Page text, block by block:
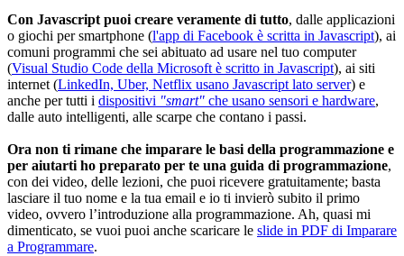
Con Javascript puoi creare veramente di tutto, dalle applicazioni
o giochi per smartphone (l'app di Facebook è scritta in Javascript), ai
comuni programmi che sei abituato ad usare nel tuo computer
(Visual Studio Code della Microsoft è scritto in Javascript), ai siti
internet (LinkedIn, Uber, Netflix usano Javascript lato server) e
anche per tutti i dispositivi "smart" che usano sensori e hardware,
dalle auto intelligenti, alle scarpe che contano i passi.
Ora non ti rimane che imparare le basi della programmazione e
per aiutarti ho preparato per te una guida di programmazione,
con dei video, delle lezioni, che puoi ricevere gratuitamente; basta
lasciare il tuo nome e la tua email e io ti invierò subito il primo
video, ovvero l’introduzione alla programmazione. Ah, quasi mi
dimenticato, se vuoi puoi anche scaricare le slide in PDF di Imparare
a Programmare.